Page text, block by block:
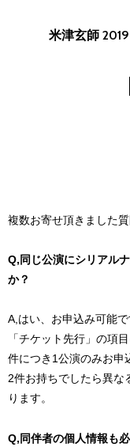
米津玄師
複数お寄せ頂きました
Q,同じ公演にシリアル
か？
A,はい、お申込み可能で
「チケット先行」の項
件につき1公演のみお申
2件お持ちでしたら異な
ります。
Q,同伴者の個人情報も